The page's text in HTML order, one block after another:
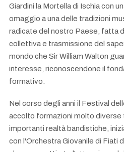
Giardini la Mortella di Ischia con
omaggio a una delle tradizioni
radicate del nostro Paese, fatta
collettiva e trasmissione del
mondo che Sir William Walton
interesse, riconoscendone il
formativo.
Nel corso degli anni il Festival
accolto formazioni molto diverse
importanti realtà bandistiche,
con l'Orchestra Giovanile di Fiati